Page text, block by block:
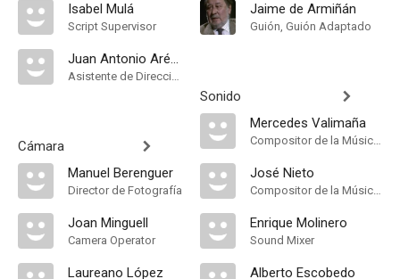
Isabel Mulá
Script Supervisor
Juan Antonio Arévalo
Asistente de Dirección
Cámara
Manuel Berenguer
Director de Fotografía
Joan Minguell
Camera Operator
Laureano López
Jaime de Armiñán
Guión, Guión Adaptado
Sonido
Mercedes Valimaña
Compositor de la Música Original
José Nieto
Compositor de la Música Original, Conductor
Enrique Molinero
Sound Mixer
Alberto Escobedo